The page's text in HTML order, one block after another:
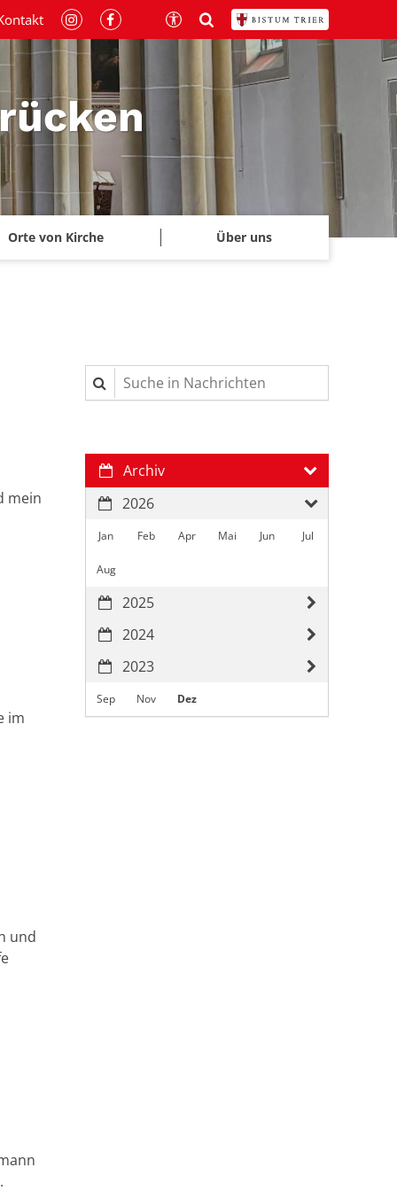
Orte von Kirche Über uns
mein
im
und
Suche in Nachrichten
Archiv
2026
Jan Feb Apr Mai Jun Jul
Aug
2025
2024
2023
Sep Nov Dez